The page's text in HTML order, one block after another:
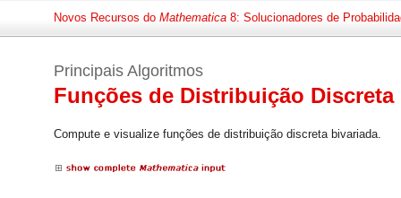
Novos Recursos do Mathematica 8: Solucionadores de
Principais Algoritmos
Funções de Distribuição
Compute e visualize funções de distribuição discreta bivariada.